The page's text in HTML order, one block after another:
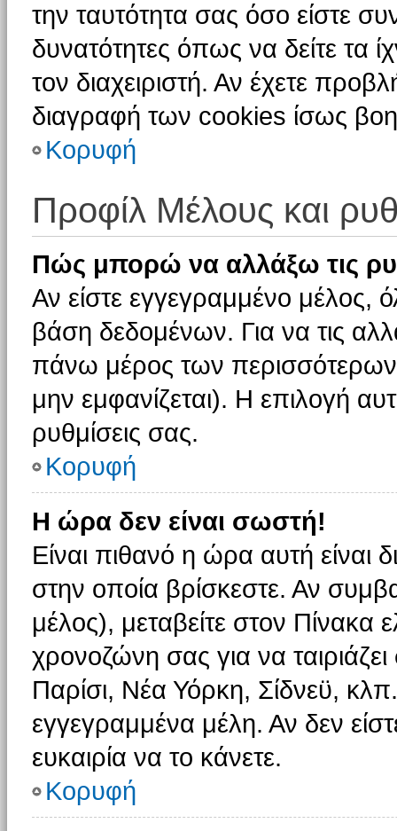
την ταυτότητα σας όσο είστε
δυνατότητες όπως να δείτε τα
τον διαχειριστή. Αν έχετε
διαγραφή των cookies ίσως
Κορυφή
Προφίλ Μέλους και
Πώς μπορώ να αλλάξω τις
Αν είστε εγγεγραμμένο μέλος,
βάση δεδομένων. Για να τις
πάνω μέρος των περισσότερων
μην εμφανίζεται). Η επιλογή
ρυθμίσεις σας.
Κορυφή
Η ώρα δεν είναι σωστή!
Είναι πιθανό η ώρα αυτή είναι
στην οποία βρίσκεστε. Αν
μέλος), μεταβείτε στον Πίνακα
χρονοζώνη σας για να
Παρίσι, Νέα Υόρκη, Σίδνεϋ,
εγγεγραμμένα μέλη. Αν δεν
ευκαιρία να το κάνετε.
Κορυφή